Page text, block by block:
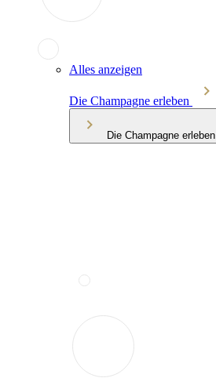
Alles anzeigen
Die Champagne erleben
Die Champagne erleben